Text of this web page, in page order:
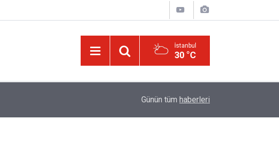
İstanbul
30 °C
Türkiye-Suudi Arabistan-Pakistan Anlaşması
Günün tüm haberleri